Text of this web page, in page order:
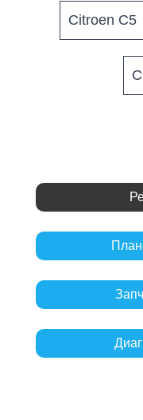
Citroen C5